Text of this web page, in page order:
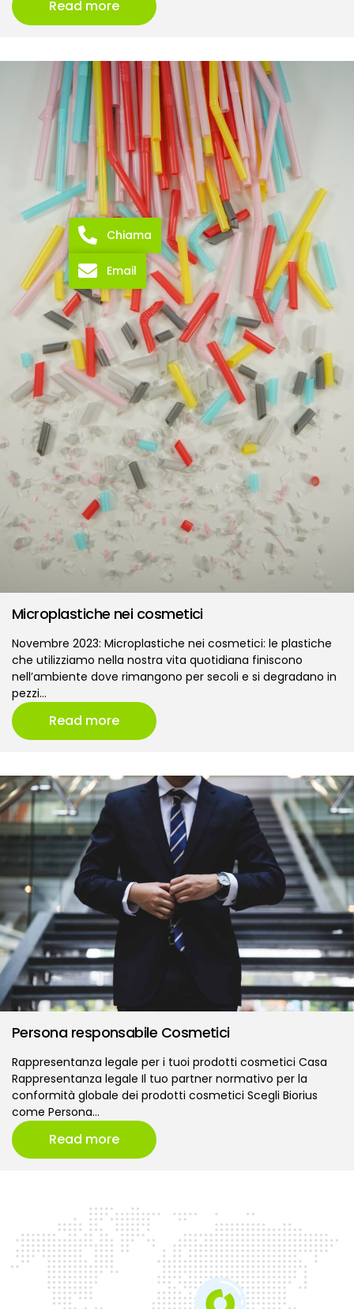
Read more
Microplastiche nei cosmetici
Novembre 2023: Microplastiche nei cosmetici: le plastiche
che utilizziamo nella nostra vita quotidiana finiscono
nell’ambiente dove rimangono per secoli e si degradano in
pezzi…
Read more
Persona responsabile Cosmetici
Rappresentanza legale per i tuoi prodotti cosmetici Casa
Rappresentanza legale Il tuo partner normativo per la
conformità globale dei prodotti cosmetici Scegli Biorius
come Persona…
Read more
Chiama
Email